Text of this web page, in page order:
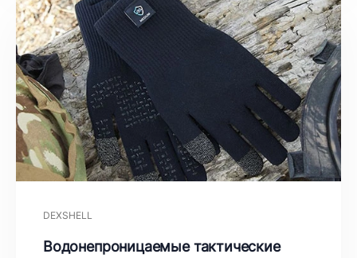
DEXSHELL
Водонепроницаемые тактические